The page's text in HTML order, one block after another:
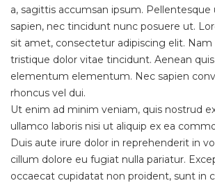
a, sagittis accumsan ipsum. Pellentesque
sapien, nec tincidunt nunc posuere ut.
sit amet, consectetur adipiscing elit. Nam
tristique dolor vitae tincidunt. Aenean
elementum elementum. Nec sapien
rhoncus vel dui.
Ut enim ad minim veniam, quis nostrud
ullamco laboris nisi ut aliquip ex ea
Duis aute irure dolor in reprehenderit in
cillum dolore eu fugiat nulla pariatur.
occaecat cupidatat non proident, sunt in